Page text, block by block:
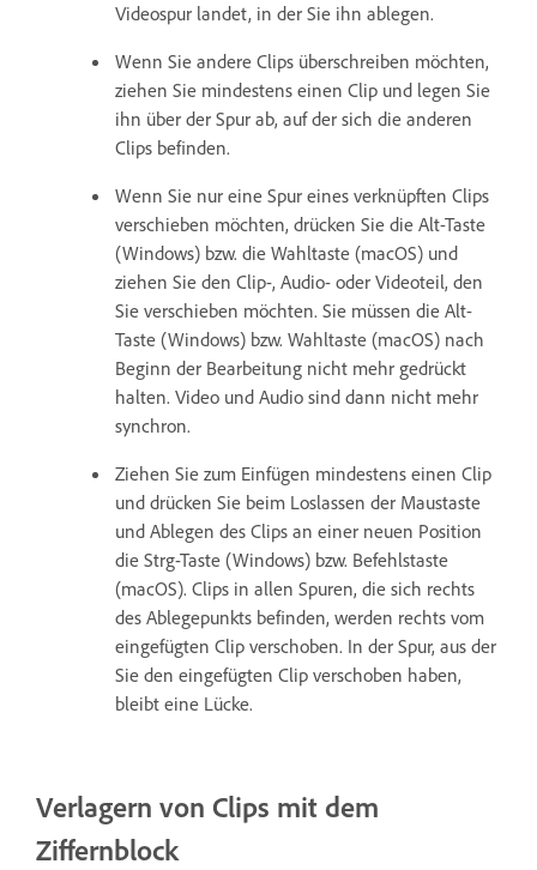
Videospur landet, in der Sie ihn ablegen.
Wenn Sie andere Clips überschreiben möchten,
ziehen Sie mindestens einen Clip und legen Sie
ihn über der Spur ab, auf der sich die anderen
Clips befinden.
Wenn Sie nur eine Spur eines verknüpften Clips
verschieben möchten, drücken Sie die Alt-Taste
(Windows) bzw. die Wahltaste (macOS) und
ziehen Sie den Clip-, Audio- oder Videoteil, den
Sie verschieben möchten. Sie müssen die Alt-
Taste (Windows) bzw. Wahltaste (macOS) nach
Beginn der Bearbeitung nicht mehr gedrückt
halten. Video und Audio sind dann nicht mehr
synchron.
Ziehen Sie zum Einfügen mindestens einen Clip
und drücken Sie beim Loslassen der Maustaste
und Ablegen des Clips an einer neuen Position
die Strg-Taste (Windows) bzw. Befehlstaste
(macOS). Clips in allen Spuren, die sich rechts
des Ablegepunkts befinden, werden rechts vom
eingefügten Clip verschoben. In der Spur, aus der
Sie den eingefügten Clip verschoben haben,
bleibt eine Lücke.
Verlagern von Clips mit dem
Ziffernblock